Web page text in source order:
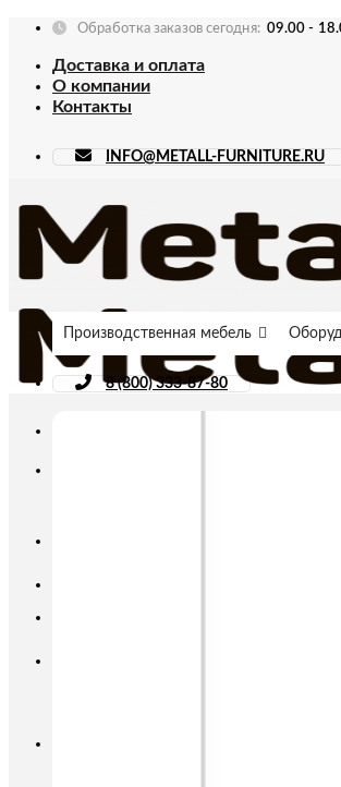
Skip
content
Обработка заказов сегодня: 09.00 -
Доставка и оплата
О компании
Контакты
INFO@METALL-FURNITURE.RU
Производственная мебель
8 (800) 333-87-80